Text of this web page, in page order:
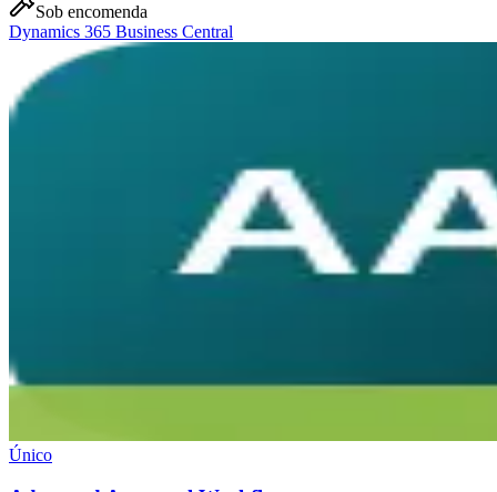
Sob encomenda
Dynamics 365 Business Central
Único